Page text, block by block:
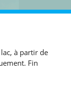
à partir de
Fin